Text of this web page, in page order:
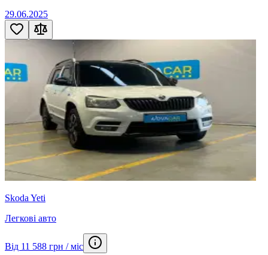
29.06.2025
Skoda Yeti
Легкові авто
Від 11 588 грн / міс